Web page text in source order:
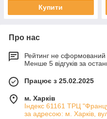
Купити
Про нас
Рейтинг не сформований
Менше 5 відгуків за
Працює з 25.02.2025
м. Харків
Індекс 61161 ТРЦ
за адресою: м. Харків,